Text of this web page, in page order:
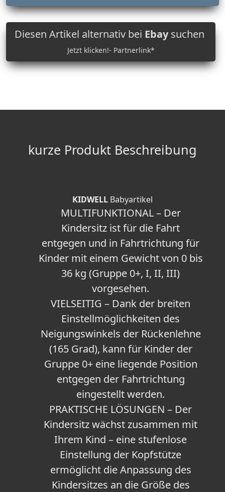
Diesen Artikel alternativ bei Ebaysuchen
Jetzt klicken!- Partnerlink*
kurze Produkt Beschreibung
KIDWELL Babyartikel
MULTIFUNKTIONAL – Der
Kindersitz ist für die Fahrt
entgegen und in Fahrtrichtung für
Kinder mit einem Gewicht von 0 bis
36 kg (Gruppe 0+, I, II, III)
vorgesehen.
VIELSEITIG – Dank der breiten
Einstellmöglichkeiten des
Neigungswinkels der Rückenlehne
(165 Grad), kann für Kinder der
Gruppe 0+ eine liegende Position
entgegen der Fahrtrichtung
eingestellt werden.
PRAKTISCHE LÖSUNGEN – Der
Kindersitz wächst zusammen mit
Ihrem Kind – eine stufenlose
Einstellung der Kopfstütze
ermöglicht die Anpassung des
Kindersitzes an die Größe des